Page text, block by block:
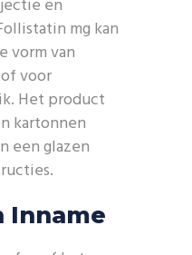
en
mg kan
vorm van
voor
Het product
kartonnen
een glazen
Inname